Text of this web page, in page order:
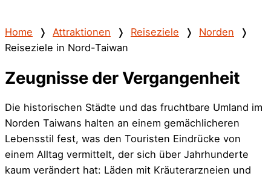
Home ❭ Attraktionen ❭ Reiseziele ❭ Norden ❭
Reiseziele in Nord-Taiwan
Zeugnisse der Vergangenheit
Die historischen Städte und das fruchtbare Umland im
Norden Taiwans halten an einem gemächlicheren
Lebensstil fest, was den Touristen Eindrücke von
einem Alltag vermittelt, der sich über Jahrhunderte
kaum verändert hat: Läden mit Kräuterarzneien und